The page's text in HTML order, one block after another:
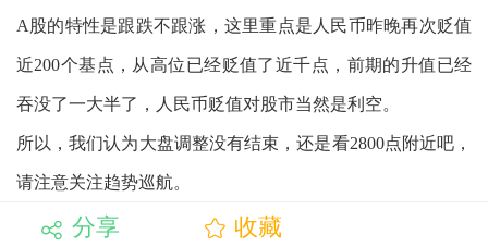
A股的特性是跟跌不跟涨，这里重点是人民币昨晚再次贬值
近200个基点，从高位已经贬值了近千点，前期的升值已经
吞没了一大半了，人民币贬值对股市当然是利空。
所以，我们认为大盘调整没有结束，还是看2800点附近吧，
请注意关注趋势巡航。
分享 收藏